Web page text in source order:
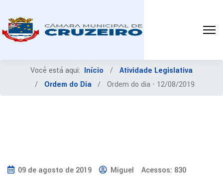
Você está aqui: Início
Atividade Legislativa
Ordem do Dia
Ordem do dia - 12/08/2019
09 de agosto de 2019 Miguel Acessos: 830